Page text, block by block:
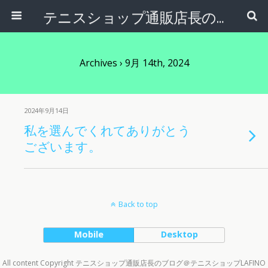
テニスショップ通販店長のブログ＠テニスショップLAFINO 西山克久
Archives › 9月 14th, 2024
2024年9月14日
私を選んでくれてありがとう
ございます。
Back to top
Mobile Desktop
All content Copyright テニスショップ通販店長のブログ＠テニスショップLAFINO